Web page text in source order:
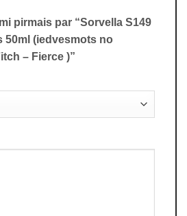
pirmais par “Sorvella S149
50ml (iedvesmots no
– Fierce )”